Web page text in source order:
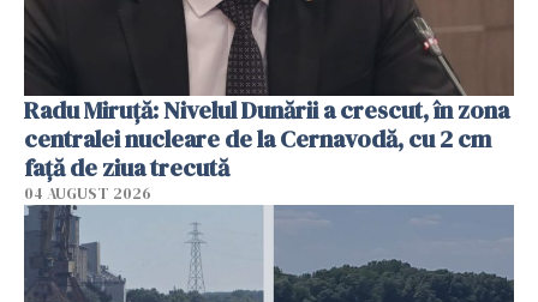
Radu Miruţă: Nivelul Dunării a crescut, în zona
centralei nucleare de la Cernavodă, cu 2 cm
faţă de ziua trecută
04 AUGUST 2026